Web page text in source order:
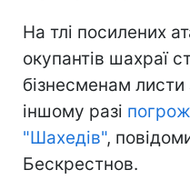
На тлі посилених
окупантів шахраї
бізнесменам
іншому разі
"Шахедів",
Бескрестнов.